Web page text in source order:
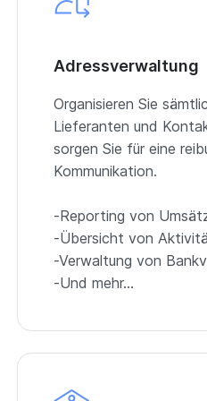
Adressverwaltung
Organisieren Sie
Lieferanten und
sorgen Sie für eine
Kommunikation.
-Reporting von
-Übersicht von
-Verwaltung von
-Und mehr…